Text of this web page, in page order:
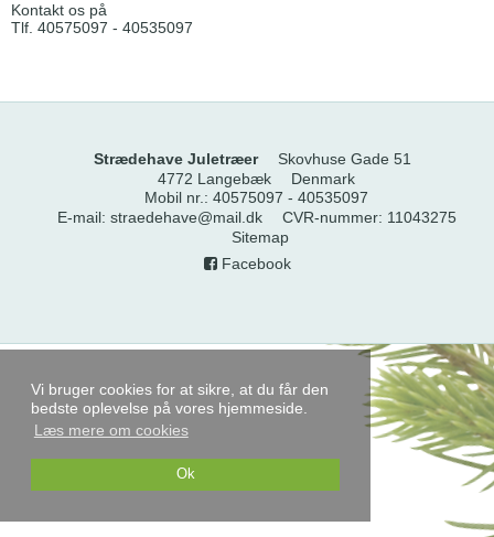
Vi bruger cookies for at sikre, at du får den
bedste oplevelse på vores hjemmeside.
Læs mere om cookies
Ok
Kontakt os på
Tlf. 40575097 - 40535097
Strædehave Juletræer
Skovhuse Gade 51
4772 Langebæk
Denmark
Mobil nr.: 40575097 - 40535097
E-mail: straedehave@mail.dk CVR-nummer: 11043275
Sitemap
Facebook